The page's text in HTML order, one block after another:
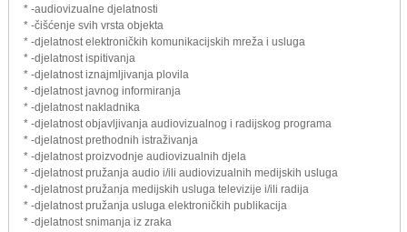
* -audiovizualne djelatnosti
* -čišćenje svih vrsta objekta
* -djelatnost elektroničkih komunikacijskih mreža i usluga
* -djelatnost ispitivanja
* -djelatnost iznajmljivanja plovila
* -djelatnost javnog informiranja
* -djelatnost nakladnika
* -djelatnost objavljivanja audiovizualnog i radijskog programa
* -djelatnost prethodnih istraživanja
* -djelatnost proizvodnje audiovizualnih djela
* -djelatnost pružanja audio i/ili audiovizualnih medijskih usluga
* -djelatnost pružanja medijskih usluga televizije i/ili radija
* -djelatnost pružanja usluga elektroničkih publikacija
* -djelatnost snimanja iz zraka